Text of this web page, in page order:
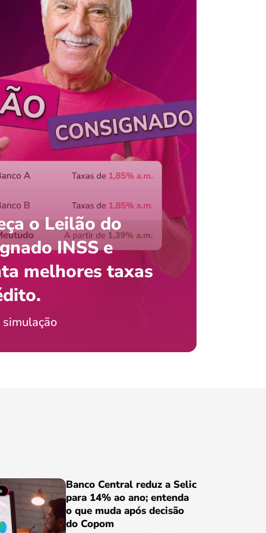
saldo do FGTS pelo
com o celular?
Jordão
o Leilão do
INSS e
melhores taxas
simulação
Banco Central reduz a Selic
para 14% ao ano; entenda
o que muda após decisão
do Copom